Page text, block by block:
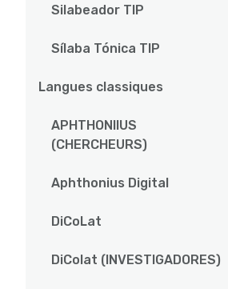
Silabeador TIP
Sílaba Tónica TIP
Langues classiques
APHTHONIIUS
(CHERCHEURS)
Aphthonius Digital
DiCoLat
DiColat (INVESTIGADORES)